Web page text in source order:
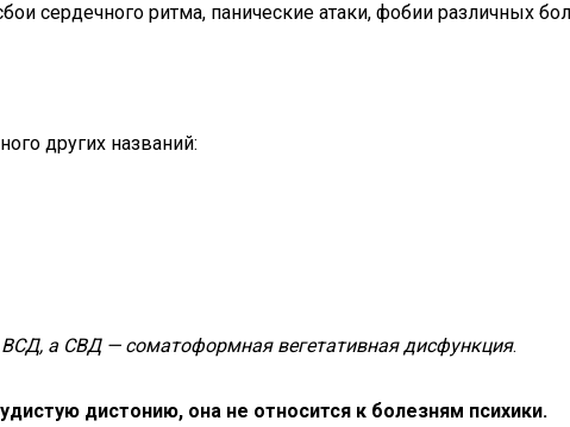
сердечного ритма, панические атаки, фобии различных
других названий:
а СВД — соматоформная вегетативная дисфункция.
дистонию, она не относится к болезням психики.